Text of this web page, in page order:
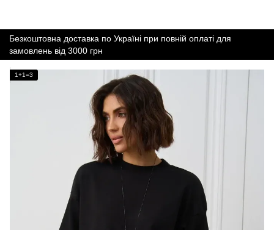
Безкоштовна доставка по Україні при повній оплаті для
замовлень від 3000 грн
1+1=3